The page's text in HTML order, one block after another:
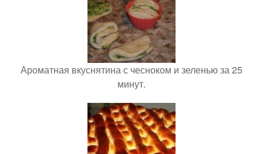
Ароматная вкуснятина с чесноком и зеленью за 25
минут.